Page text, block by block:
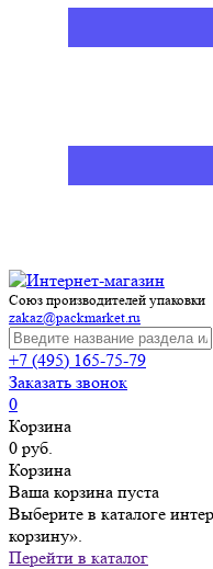
Союз производителей упаковки
zakaz@packmarket.ru
+7 (495) 165-75-79
Заказать звонок
0
Корзина
0 руб.
Корзина
Ваша корзина пуста
Выберите в каталоге
корзину».
Перейти в каталог